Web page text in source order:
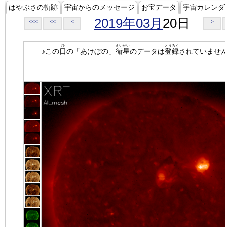
はやぶさの軌跡 宇宙からのメッセージ お宝データ 宇宙カレン
<<< << < 2019年03月 20日 >
♪この日
ひ
の「あけぼの」 衛星
えいせい
のデータは登録
とうろく
されていませ